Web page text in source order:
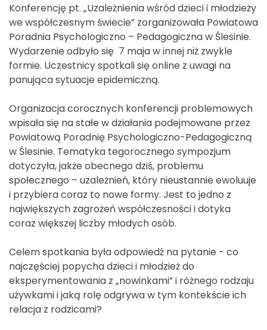
Konferencję pt. „Uzależnienia wśród dzieci i młodzieży
we współczesnym świecie” zorganizowała Powiatowa
Poradnia Psychologiczno – Pedagogiczna w Ślesinie.
Wydarzenie odbyło się 7 maja w innej niż zwykle
formie. Uczestnicy spotkali się online z uwagi na
panująca sytuacje epidemiczną.
Organizacja corocznych konferencji problemowych
wpisała się na stałe w działania podejmowane przez
Powiatową Poradnię Psychologiczno-Pedagogiczną
w Ślesinie. Tematyka tegorocznego sympozjum
dotyczyła, jakże obecnego dziś, problemu
społecznego – uzależnień, który nieustannie ewoluuje
i przybiera coraz to nowe formy. Jest to jedno z
największych zagrożeń współczesności i dotyka
coraz większej liczby młodych osób.
Celem spotkania była odpowiedź na pytanie - co
najczęściej popycha dzieci i młodzież do
eksperymentowania z „nowinkami” i różnego rodzaju
używkami i jaką rolę odgrywa w tym kontekście ich
relacja z rodzicami?